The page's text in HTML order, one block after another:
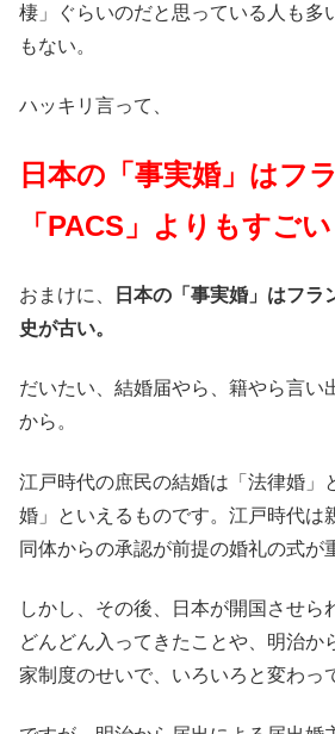
棲」ぐらいのだと思っている人も多
もない。
ハッキリ言って、
日本の「事実婚」はフ
「PACS」よりもすごい
おまけに、
日本の「事実婚」はフラ
史が古い。
だいたい、結婚届やら、籍やら言い
から。
江戸時代の庶民の結婚は「法律婚」
婚」といえるものです。江戸時代は
同体からの承認が前提の婚礼の式が
しかし、その後、日本が開国させら
どんどん入ってきたことや、明治か
家制度のせいで、いろいろと変わっ